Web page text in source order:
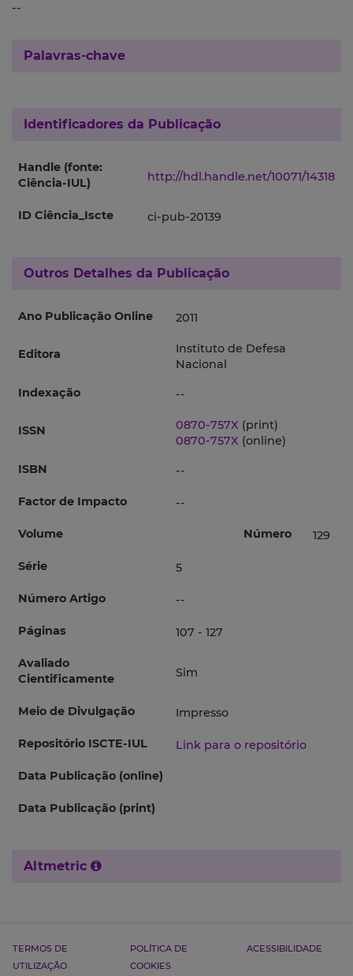
--
Palavras-chave
Identificadores da Publicação
Handle (fonte:
Ciência-IUL)
http://hdl.handle.net/10071/14318
ID Ciência_Iscte ci-pub-20139
Outros Detalhes da Publicação
Ano Publicação Online 2011
Editora
Instituto de Defesa
Nacional
Indexação
--
ISSN 0870-757X (print)
0870-757X (online)
ISBN
--
Factor de Impacto --
Volume Número 129
Série 5
Número Artigo --
Páginas 107 - 127
Avaliado
Cientificamente
Sim
Meio de Divulgação Impresso
Repositório ISCTE-IUL Link para o repositório
Data Publicação (online)
Data Publicação (print)
Altmetric
TERMOS DE
UTILIZAÇÃO
POLÍTICA DE
COOKIES
ACESSIBILIDADE